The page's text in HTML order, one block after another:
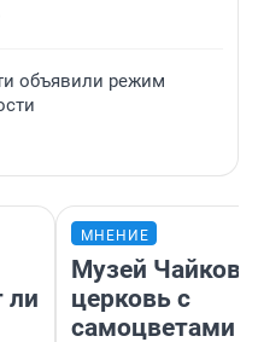
объявили режим
ли
МНЕНИЕ
Музей
церковь с
самоцветами